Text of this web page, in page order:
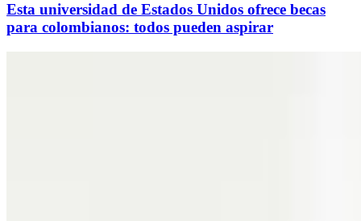
Esta universidad de Estados Unidos ofrece becas
para colombianos: todos pueden aspirar